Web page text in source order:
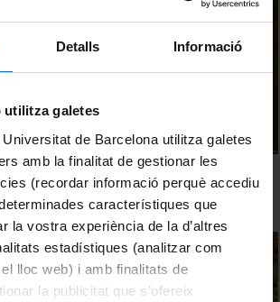
Detalls Informació
utilitza galetes
de Barcelona utilitza galetes
amb la finalitat de gestionar les
(recordar informació perquè accediu
característiques que
la vostra experiència de la d’altres
estadístiques (analitzar com
lloc web) i amb finalitats de
la publicitat que s’ofereix
Testaccio (Roma) una investigación
UB